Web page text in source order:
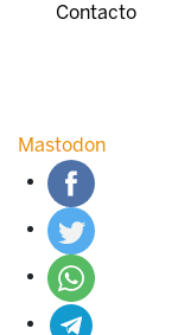
Contacto
Mastodon